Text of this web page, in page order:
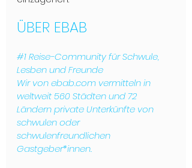
ÜBER EBAB
#1 Reise-Community für Schwule,
Lesben und Freunde
Wir von ebab.com vermitteln in
weltweit 560 Städten und 72
Ländern private Unterkünfte von
schwulen oder
schwulenfreundlichen
Gastgeber*innen.